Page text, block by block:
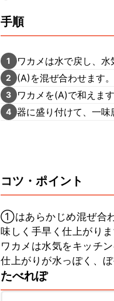
手順
1 ワカメは水で戻し、水
2 (A)を混ぜ合わせます。
3 ワカメを(A)で和えます
4 器に盛り付けて、一味
コツ・ポイント
①はあらかじめ混ぜ合
味しく手早く仕上がりま
ワカメは水気をキッチ
仕上がりが水っぽく、
たべれぽ